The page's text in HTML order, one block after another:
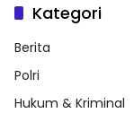
Kategori
Berita
Polri
Hukum & Kriminal